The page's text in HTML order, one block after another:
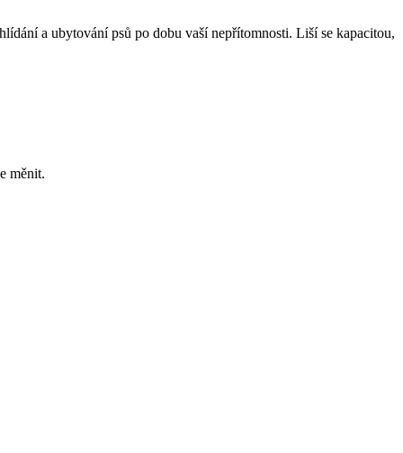
a ubytování psů po dobu vaší nepřítomnosti. Liší se kapacitou,
měnit.